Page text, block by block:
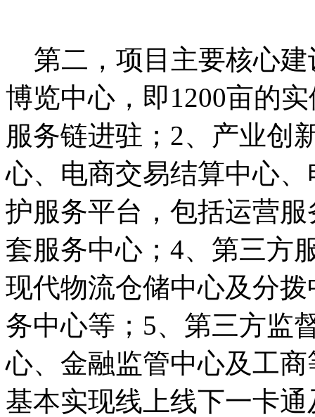
第二，项目主要核心建
博览中心，即1200亩的
服务链进驻；2、产业创
心、电商交易结算中心
护服务平台，包括运营
套服务中心；4、第三方
现代物流仓储中心及分
务中心等；5、第三方监
心、金融监管中心及工
基本实现线上线下一卡